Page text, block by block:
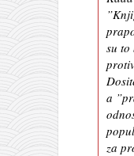
su
a
za